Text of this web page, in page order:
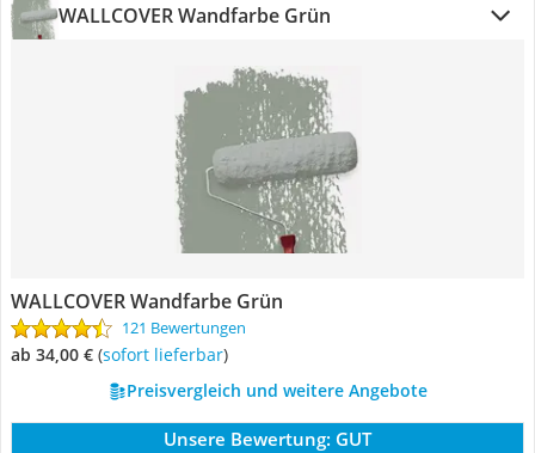
WALLCOVER Wandfarbe Grün
WALLCOVER Wandfarbe Grün
121 Bewertungen
ab 34,00 € ( Sofort lieferbar)
Preisvergleich und weitere Angebote
Unsere Bewertung: GUT